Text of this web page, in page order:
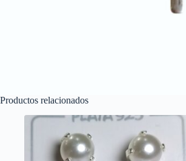
Productos relacionados